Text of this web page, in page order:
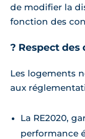
de modifier la
fonction des
? Respect
Les logements
aux
La RE2020,
performance